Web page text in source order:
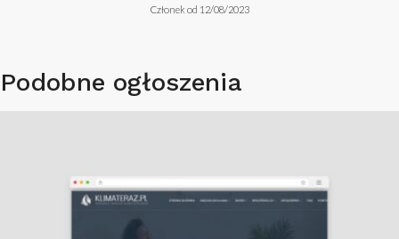
Członek od 12/08/2023
Podobne ogłoszenia